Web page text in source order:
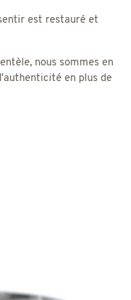
est restauré et
nous sommes en
en plus de